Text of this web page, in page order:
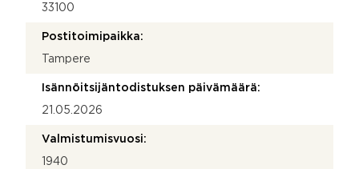
33100
Postitoimipaikka:
Tampere
Isännöitsijäntodistuksen päivämäärä:
21.05.2026
Valmistumisvuosi:
1940